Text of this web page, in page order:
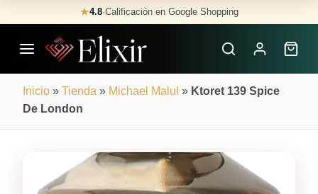
to
content
★4.8·Calificación en Google Shopping
Inicio » Tienda » Michael Malul » Ktoret 139 Spice
De London